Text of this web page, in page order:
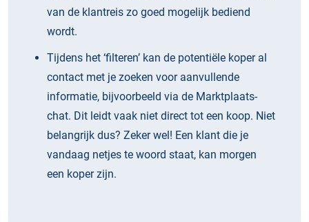
van de klantreis zo goed mogelijk bediend
wordt.
Tijdens het ‘filteren’ kan de potentiële koper al
contact met je zoeken voor aanvullende
informatie, bijvoorbeeld via de Marktplaats-
chat. Dit leidt vaak niet direct tot een koop. Niet
belangrijk dus? Zeker wel! Een klant die je
vandaag netjes te woord staat, kan morgen
een koper zijn.